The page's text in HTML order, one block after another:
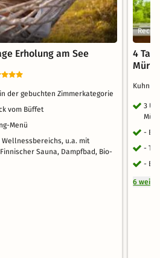
Erholung am See
der gebuchten Zimmerkategorie
vom Büffet
Menü
Wellnessbereichs, u.a. mit
Sauna, Dampfbad, Bio-
4
Kuhnle
3
-
-
-
6